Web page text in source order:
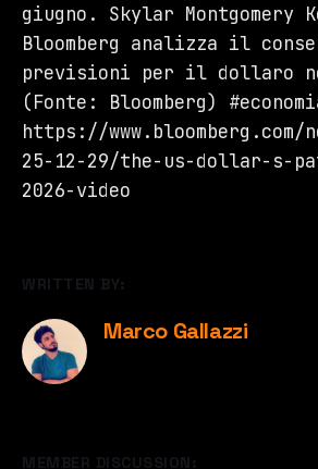
giugno. Skylar Montgomery
Bloomberg analizza il
previsioni per il dollaro
(Fonte: Bloomberg)
https://www.bloomberg.com/
25-12-29/the-us-dollar-s-
2026-video
WRITTEN BY:
Marco Gallazzi
MEMBER DISCUSSION: